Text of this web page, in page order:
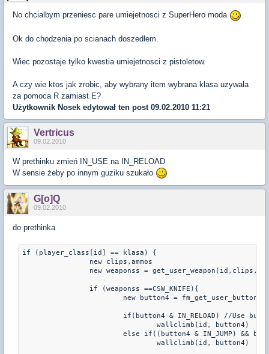
No chcialbym przeniesc pare umiejetnosci z SuperHero moda
Ok do chodzenia po scianach doszedlem.
Wiec pozostaje tylko kwestia umiejetnosci z pistoletow.
A czy wie ktos jak zrobic, aby wybrany item wybrana klasa uzywala
za pomoca R zamiast E?
Użytkownik Nosek edytował ten post 09.02.2010 11:21
Vertricus
09.02.2010
W prethinku zmień IN_USE na IN_RELOAD
W sensie żeby po innym guziku szukało
G[o]Q
09.02.2010
do prethinka
if (player_class[id] == klasa) {